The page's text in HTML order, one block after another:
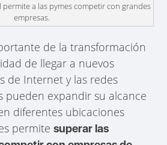
a las pymes competir con grandes
empresas.
de la transformación
de llegar a nuevos
de Internet y las redes
pueden expandir su alcance
diferentes ubicaciones
permitesuperar las